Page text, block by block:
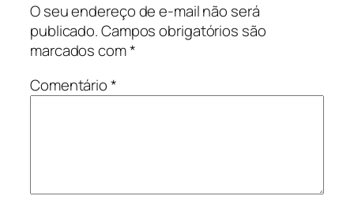
O seu endereço de e-mail não será
publicado.Campos obrigatórios são
marcados com*
Comentário*